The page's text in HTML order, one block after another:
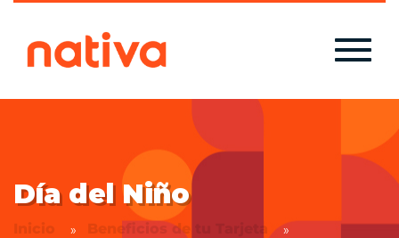
Día del Niño
Inicio
Beneficios de tu Tarjeta